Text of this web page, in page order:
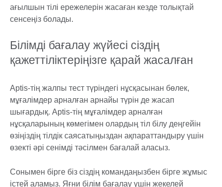
ағылшын тілі ережелерін жасаған кезде толықтай
сенсеңіз болады.
Білімді бағалау жүйесі сіздің
қажеттіліктеріңізге қарай жасалған
Aptis-тің жалпы тест түріндегі нұсқасынан бөлек,
мұғалімдер арналған арнайы түрін де жасап
шығардық. Aptis-тің мұғалімдер арналған
нұсқаларының көмегімен олардың тіл білу деңгейін
өзіңіздің тілдік саясатыңыздан ақпараттандыру үшін
өзекті әрі сенімді тәсілмен бағалай аласыз.
Сонымен бірге біз сіздің командаңызбен бірге жұмыс
істей аламыз. Яғни білім бағалау үшін жекелей